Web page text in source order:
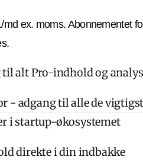
md ex. moms. Abonnementet
til alt Pro-indhold og
- adgang til alle de
i startup-økosystemet
direkte i din indbakke